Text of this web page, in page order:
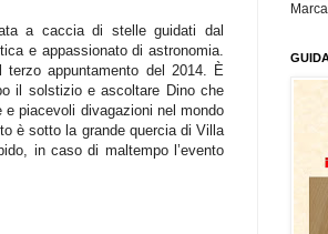
a caccia di stelle guidati dal
e appassionato di astronomia.
appuntamento del 2014. È
il solstizio e ascoltare Dino che
piacevoli divagazioni nel mondo
è sotto la grande quercia di Villa
in caso di maltempo l’evento
Marca